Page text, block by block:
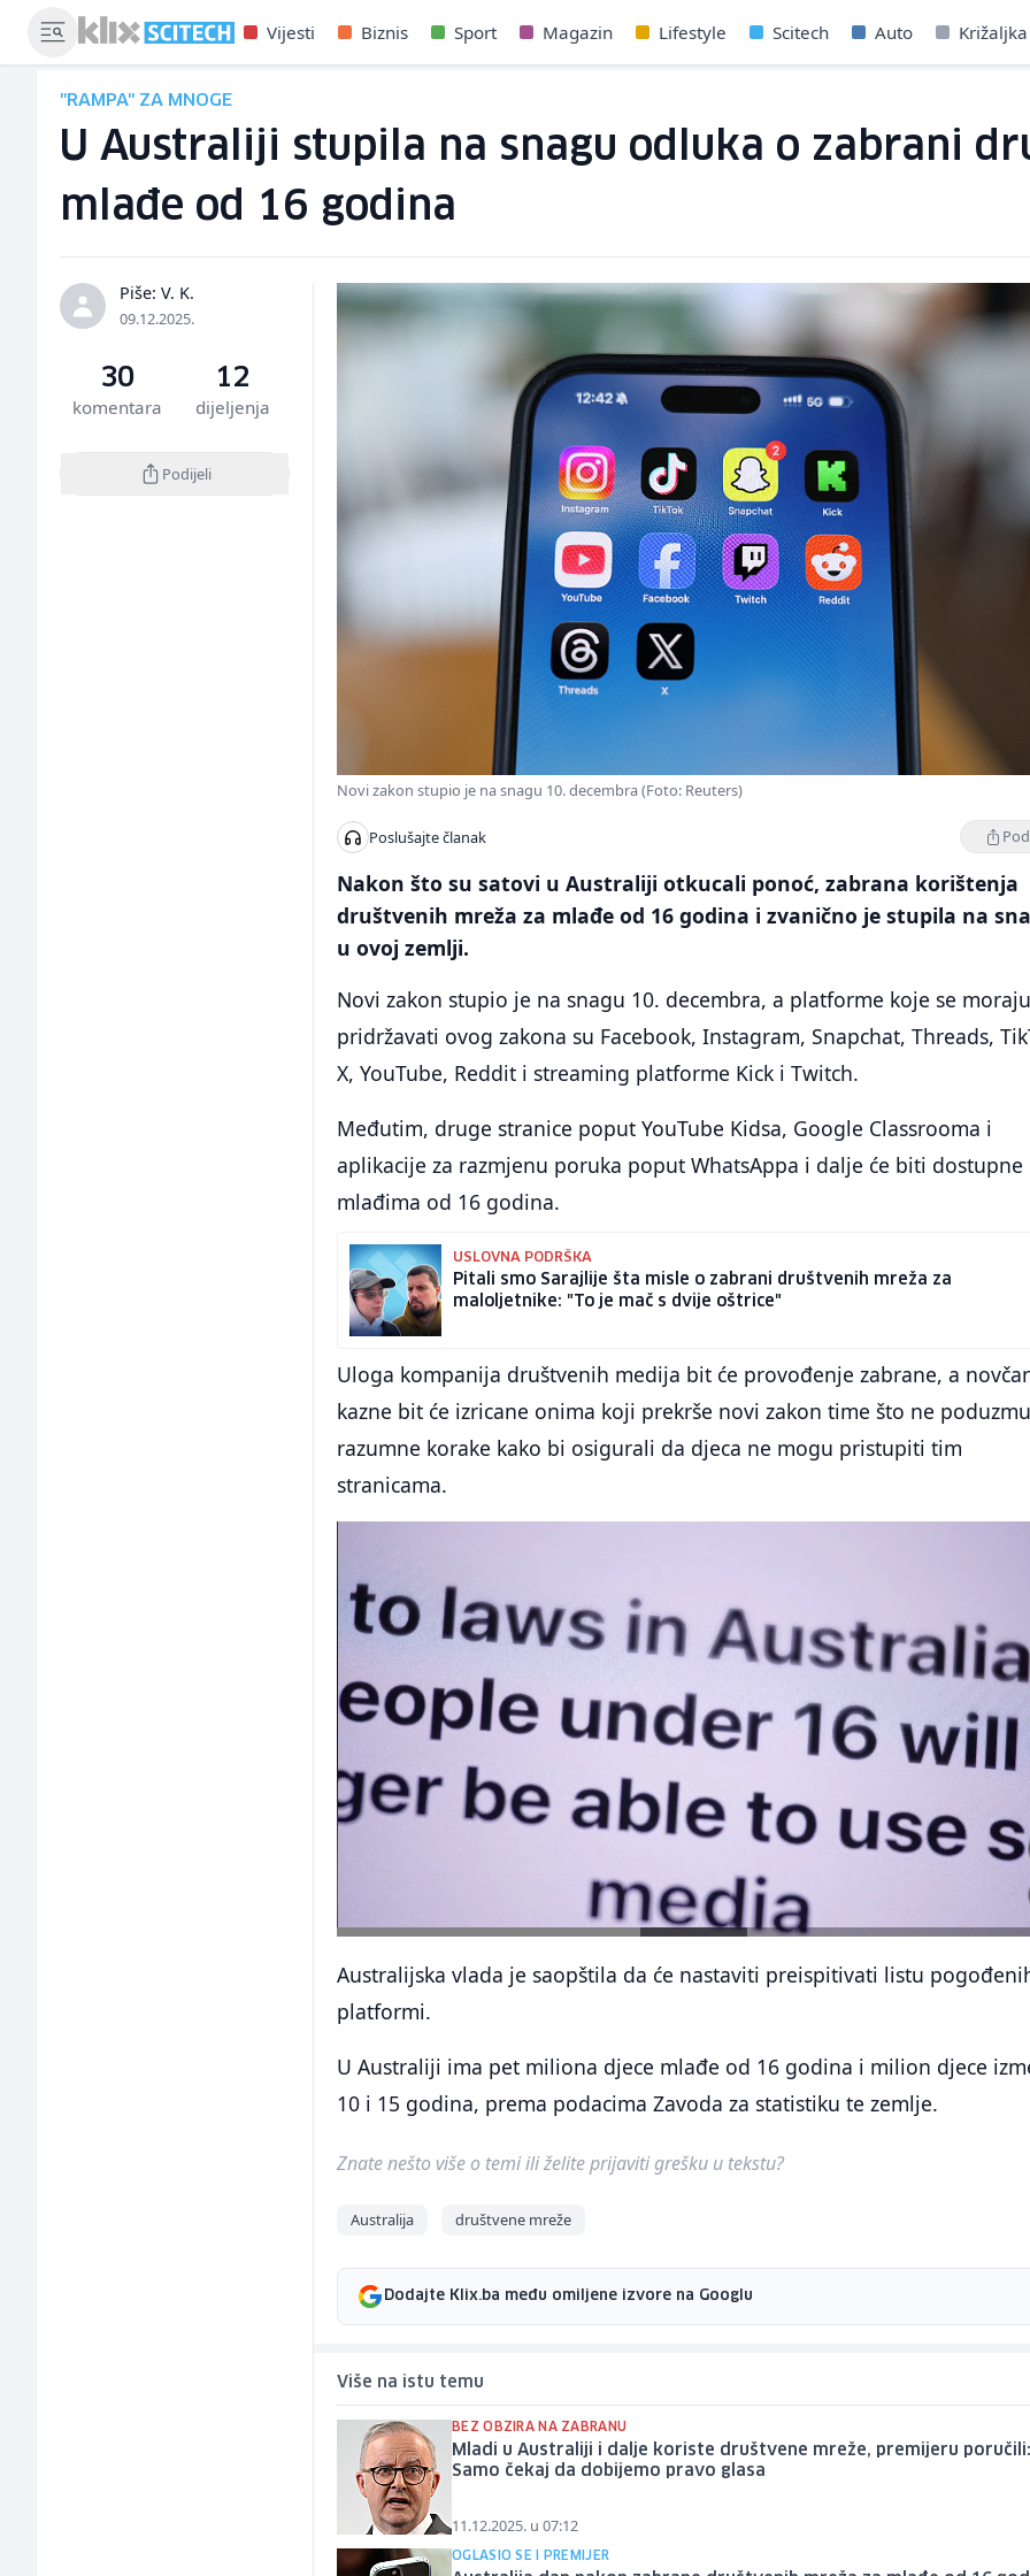
Vijesti Biznis Sport Magazin Lifestyle Scitech Auto Križaljka
"RAMPA" ZA MNOGE
U Australiji stupila na snagu odluka o zabrani
mlađe od 16 godina
Piše: V. K.
09.12.2025.
30
komentara
12
dijeljenja
Podijeli
Novi zakon stupio je na snagu 10. decembra (Foto: Reuters)
Poslušajte članak
Nakon što su satovi u Australiji otkucali ponoć, zabrana korištenja
društvenih mreža za mlađe od 16 godina i zvanično je stupila na
u ovoj zemlji.
Novi zakon stupio je na snagu 10. decembra, a platforme koje se
pridržavati ovog zakona su Facebook, Instagram, Snapchat, Threads,
X, YouTube, Reddit i streaming platforme Kick i Twitch.
Međutim, druge stranice poput YouTube Kidsa, Google Classrooma i
aplikacije za razmjenu poruka poput WhatsAppa i dalje će biti dostupne
mlađima od 16 godina.
USLOVNA PODRŠKA
Pitali smo Sarajlije šta misle o zabrani društvenih mreža za
maloljetnike: "To je mač s dvije oštrice"
Uloga kompanija društvenih medija bit će provođenje zabrane, a
kazne bit će izricane onima koji prekrše novi zakon time što ne
razumne korake kako bi osigurali da djeca ne mogu pristupiti tim
stranicama.
Australijska vlada je saopštila da će nastaviti preispitivati ​​listu
platformi.
U Australiji ima pet miliona djece mlađe od 16 godina i milion djece
10 i 15 godina, prema podacima Zavoda za statistiku te zemlje.
Znate nešto više o temi ili želite prijaviti grešku u tekstu?
Australija društvene mreže
Dodajte Klix.ba među omiljene izvore na Googlu
Više na istu temu
BEZ OBZIRA NA ZABRANU
Mladi u Australiji i dalje koriste društvene mreže, premijeru
Samo čekaj da dobijemo pravo glasa
11.12.2025. u 07:12
OGLASIO SE I PREMIJER